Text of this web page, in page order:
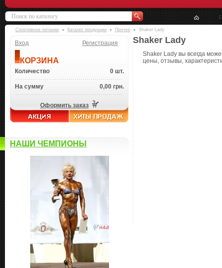
Спортивное питание Каталог продукции Прочее Shaker Lady
Вход Регистрация
КОРЗИНА
Количество 0 шт.
На сумму 0,00 грн.
Оформить заказ
НАШИ ЧЕМПИОНЫ
Shaker Lady
Shaker Lady вы всегда
цены, отзывы,